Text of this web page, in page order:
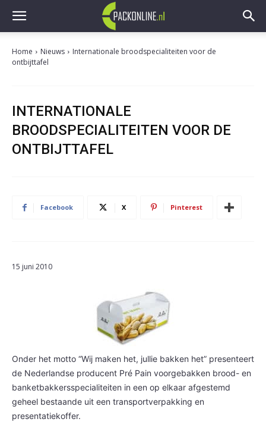
Home Nieuws
Internationale broodspecialiteiten voor de
ontbijttafel
INTERNATIONALE
BROODSPECIALITEITEN VOOR DE
ONTBIJTTAFEL
Facebook X Pinterest
15 juni 2010
Onder het motto “Wij maken het, jullie bakken het” presenteert
de Nederlandse producent Pré Pain voorgebakken brood- en
banketbakkersspecialiteiten in een op elkaar afgestemd
geheel bestaande uit een transportverpakking en
presentatiekoffer.